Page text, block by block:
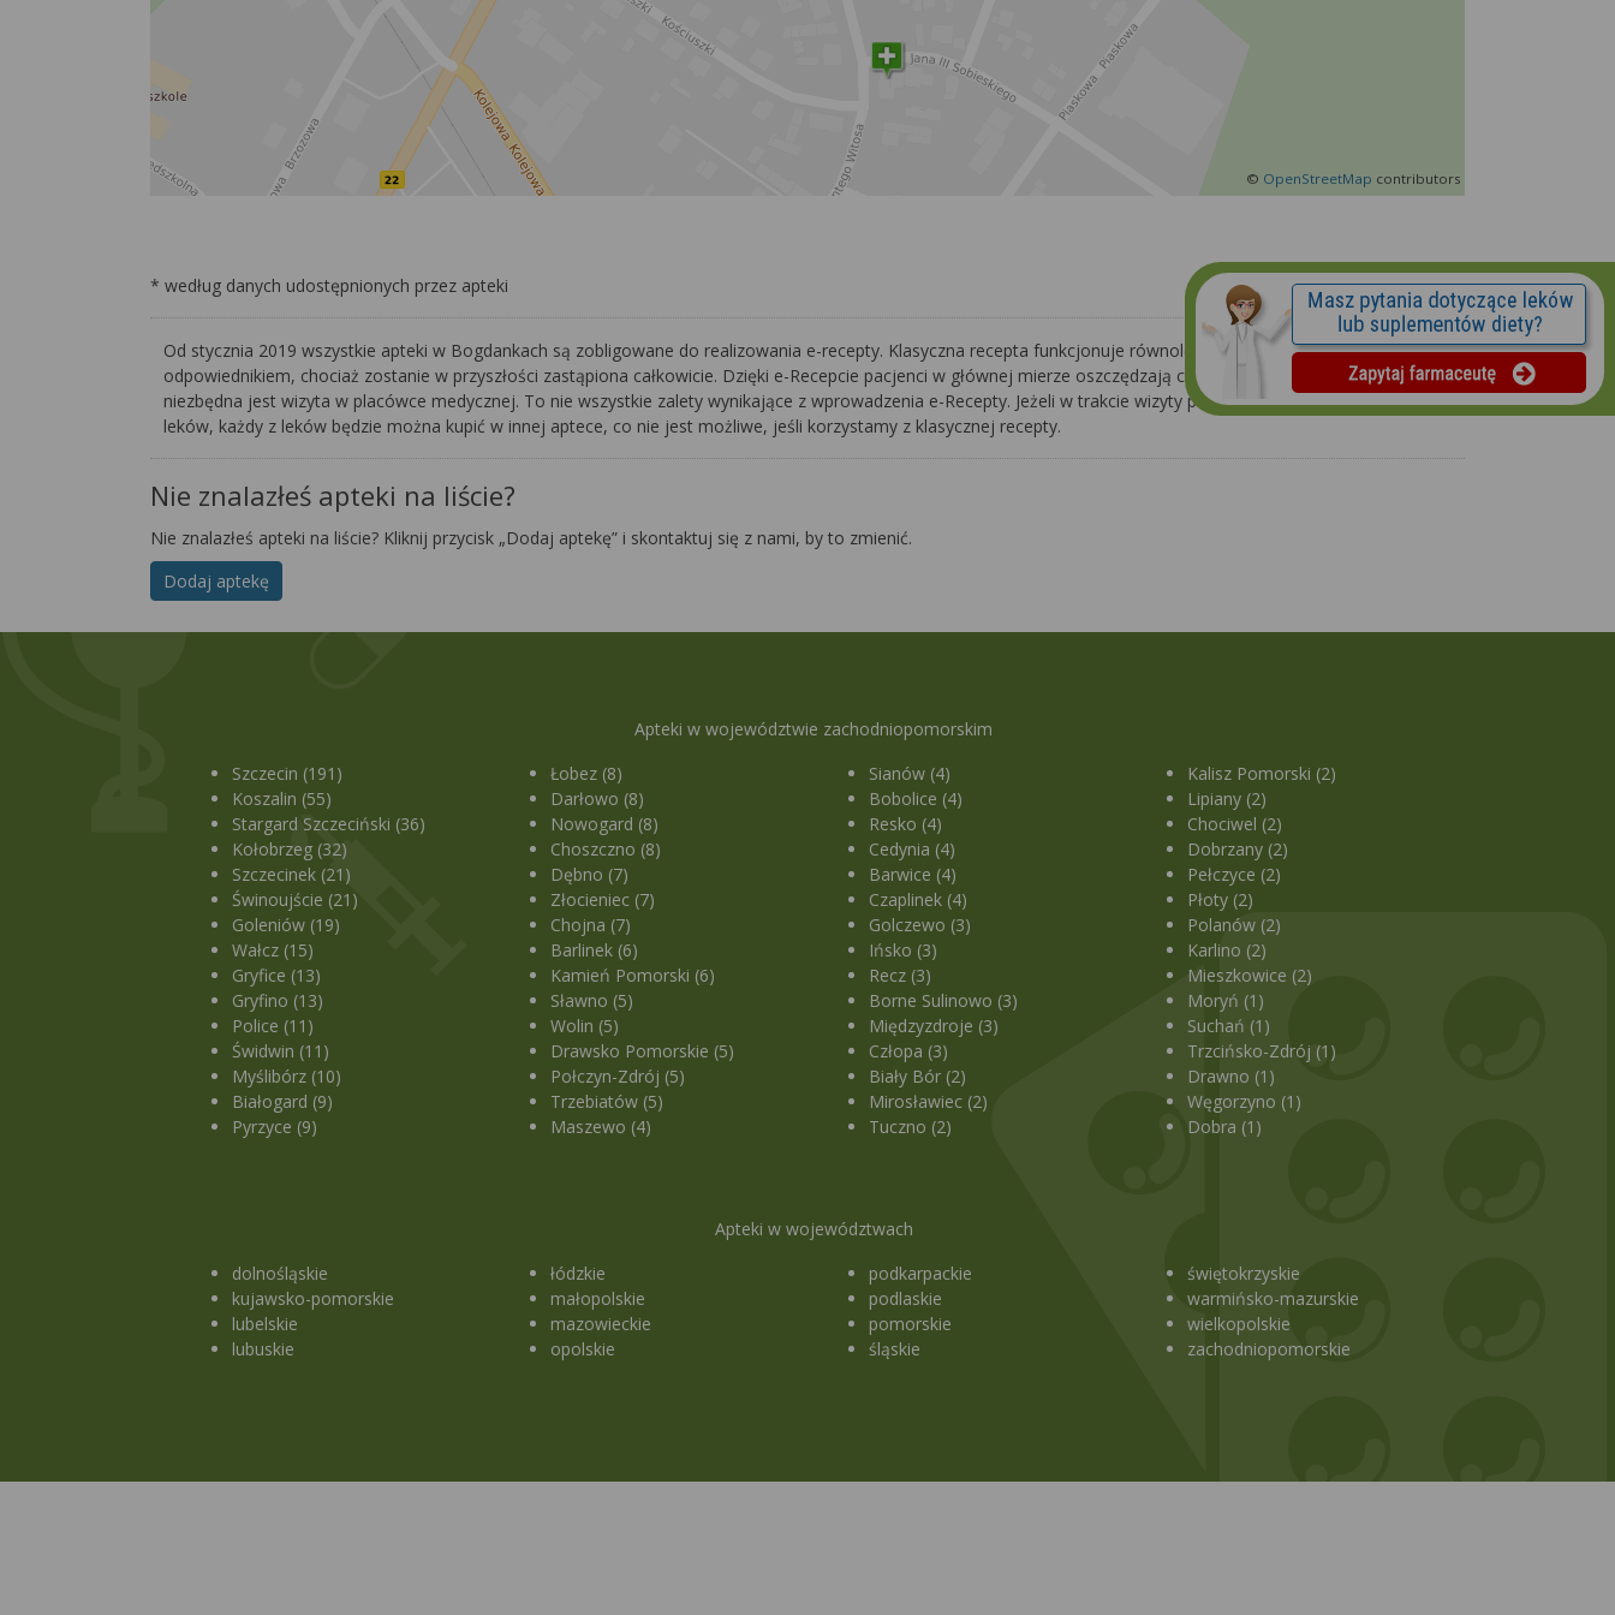
© OpenStreetMap contributors
* według danych udostępnionych przez apteki
Od stycznia 2019 wszystkie apteki w Bogdankach są zobligowane do realizowania e-recepty. Klasyczna recepta funkcjonuje równolegle z elektronicznym
odpowiednikiem, chociaż zostanie w przyszłości zastąpiona całkowicie. Dzięki e-Recepcie pacjenci w głównej mierze oszczędzają czas, gdyż nie za każdym razem
niezbędna jest wizyta w placówce medycznej. To nie wszystkie zalety wynikające z wprowadzenia e-Recepty. Jeżeli w trakcie wizyty przepisanych zostanie kilka
leków, każdy z leków będzie można kupić w innej aptece, co nie jest możliwe, jeśli korzystamy z klasycznej recepty.
Nie znalazłeś apteki na liście?
Nie znalazłeś apteki na liście? Kliknij przycisk „Dodaj aptekę” i skontaktuj się z nami, by to zmienić.
Dodaj aptekę
Apteki w województwie zachodniopomorskim
Szczecin (191)
Koszalin (55)
Stargard Szczeciński (36)
Kołobrzeg (32)
Szczecinek (21)
Świnoujście (21)
Goleniów (19)
Wałcz (15)
Gryfice (13)
Gryfino (13)
Police (11)
Świdwin (11)
Myślibórz (10)
Białogard (9)
Pyrzyce (9)
Łobez (8)
Darłowo (8)
Nowogard (8)
Choszczno (8)
Dębno (7)
Złocieniec (7)
Chojna (7)
Barlinek (6)
Kamień Pomorski (6)
Sławno (5)
Wolin (5)
Drawsko Pomorskie (5)
Połczyn-Zdrój (5)
Trzebiatów (5)
Maszewo (4)
Sianów (4)
Bobolice (4)
Resko (4)
Cedynia (4)
Barwice (4)
Czaplinek (4)
Golczewo (3)
Ińsko (3)
Recz (3)
Borne Sulinowo (3)
Międzyzdroje (3)
Człopa (3)
Biały Bór (2)
Mirosławiec (2)
Tuczno (2)
Kalisz Pomorski (2)
Lipiany (2)
Chociwel (2)
Dobrzany (2)
Pełczyce (2)
Płoty (2)
Polanów (2)
Karlino (2)
Mieszkowice (2)
Moryń (1)
Suchań (1)
Trzcińsko-Zdrój (1)
Drawno (1)
Węgorzyno (1)
Dobra (1)
Apteki w województwach
dolnośląskie
kujawsko-pomorskie
lubelskie
lubuskie
łódzkie
małopolskie
mazowieckie
opolskie
podkarpackie
podlaskie
pomorskie
śląskie
świętokrzyskie
warmińsko-mazurskie
wielkopolskie
zachodniopomorskie